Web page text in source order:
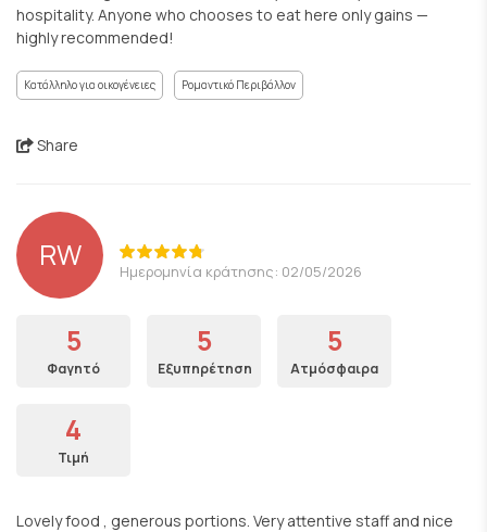
hospitality. Anyone who chooses to eat here only gains —
highly recommended!
Κατάλληλο για οικογένειες Ρομαντικό Περιβάλλον
Share
RW Ημερομηνία κράτησης: 02/05/2026
5
Φαγητό
5
Εξυπηρέτηση
5
Ατμόσφαιρα
4
Τιμή
Lovely food , generous portions. Very attentive staff and nice